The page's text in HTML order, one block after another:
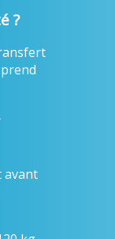
?
avant